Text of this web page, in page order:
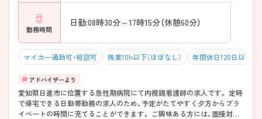
勤務時間
日勤:08時30分～17時15分（休憩60分）
マイカー通勤可・相談可 残業10h以下（ほぼなし） 年間休日120日以上
愛知県日進市に位置する急性期病院にて内視鏡看護師の求人です。 定時
で帰宅できる日勤帯勤務の求人のため、予定がたてやすく夕方からプラ
イベートの時間に充てることができます。 ご興味ある方には、面接対策